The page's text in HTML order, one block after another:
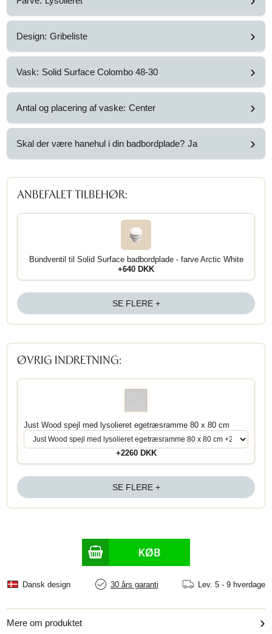
Design: Gribeliste ›
Vask: Solid Surface Colombo 48-30 ›
Antal og placering af vaske: Center ›
Skal der være hanehul i din badbordplade? Ja ›
ANBEFALET TILBEHØR:
Bundventil til Solid Surface badbordplade - farve Arctic White
+640 DKK
SE FLERE +
ØVRIG INDRETNING:
Just Wood spejl med lysolieret egetræsramme 80 x 80 cm
+2260 DKK
SE FLERE +
Dansk design 30 års garanti Lev. 5 - 9 hverdage
Mere om produktet ›